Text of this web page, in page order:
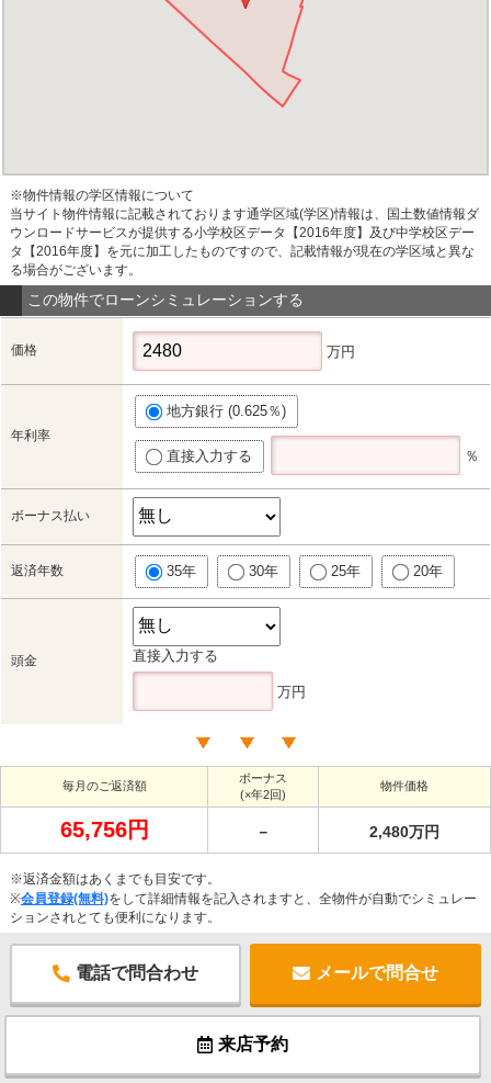
※物件情報の学区情報について
当サイト物件情報に記載されております通学区域(学区)情報は、国土数値情報ダ
ウンロードサービスが提供する小学校区データ【2016年度】及び中学校区デー
タ【2016年度】を元に加工したものですので、記載情報が現在の学区域と異な
る場合がございます。
この物件でローンシミュレーションする
価格 万円
年利率
地方銀行 (0.625％)
直接入力する ％
ボーナス払い
返済年数 35年 30年 25年 20年
頭金 直接入力する
万円
毎月のご返済額
ボーナス
(×年2回)
物件価格
65,756円 － 2,480万円
※返済金額はあくまでも目安です。
※会員登録(無料)をして詳細情報を記入されますと、全物件が自動でシミュレー
ションされとても便利になります。
電話で問合わせ メールで問合せ
来店予約